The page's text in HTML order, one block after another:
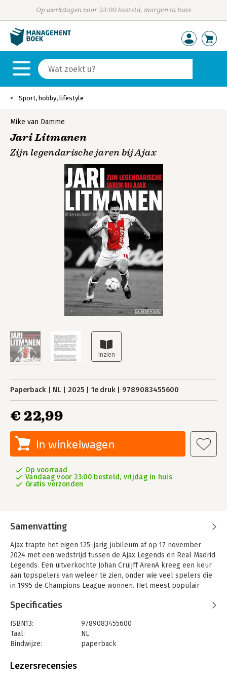
Op werkdagen voor 23:00 besteld, morgen in huis
Sport, hobby, lifestyle
Mike van Damme
Jari Litmanen
Zijn legendarische jaren bij Ajax
Paperback NL 2025 1e druk 9789083455600
€ 22,99
In winkelwagen
Op voorraad
Vandaag voor 23:00 besteld, vrijdag in huis
Gratis verzonden
Samenvatting
Ajax trapte het eigen 125-jarig jubileum af op 17 november
2024 met een wedstrijd tussen de Ajax Legends en Real Madrid
Legends. Een uitverkochte Johan Cruijff ArenA kreeg een keur
aan topspelers van weleer te zien, onder wie veel spelers die
in 1995 de Champions League wonnen. Het meest populair
de jeugdopleiding hadden doorlopen, maar een Finse jongen
voorgoed de supportersharten veroverde: Jari Olavi Litmanen.
Met Ajax won Litmanen in negen jaar tijd (1992-1999 en 2002-
Cups, de UEFA Champions League, de UEFA Super Cup en de
Specificaties
ISBN13:
9789083455600
Taal:
NL
Bindwijze:
paperback
Uitgever:
Lezersrecensies